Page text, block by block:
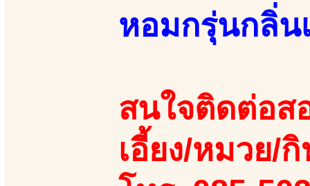
หอมกรุ่นกลิ่น
สนใจติดต่อส
เอี้ยง/หมวย/